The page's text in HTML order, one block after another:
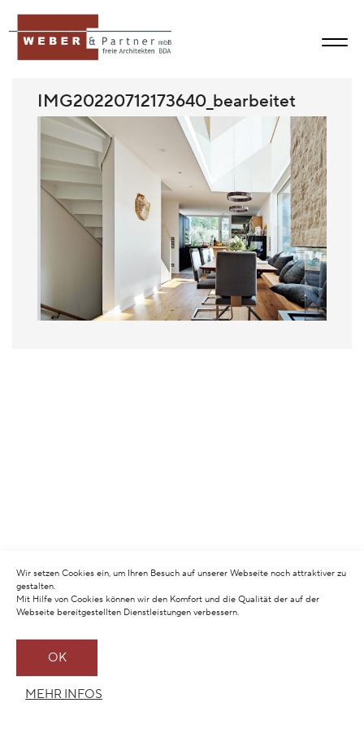
Wir setzen Cookies ein, um Ihren Besuch auf unserer Webseite noch attraktiver zu
gestalten.
Mit Hilfe von Cookies können wir den Komfort und die Qualität der auf der
Webseite bereitgestellten Dienstleistungen verbessern.
OK
MEHR INFOS
IMG20220712173640_bearbeitet